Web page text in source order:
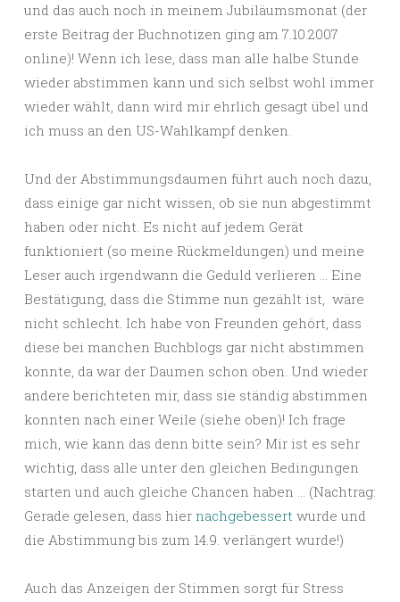
und das auch noch in meinem Jubiläumsmonat (der
erste Beitrag der Buchnotizen ging am 7.10.2007
online)! Wenn ich lese, dass man alle halbe Stunde
wieder abstimmen kann und sich selbst wohl immer
wieder wählt, dann wird mir ehrlich gesagt übel und
ich muss an den US-Wahlkampf denken.
Und der Abstimmungsdaumen führt auch noch dazu,
dass einige gar nicht wissen, ob sie nun abgestimmt
haben oder nicht. Es nicht auf jedem Gerät
funktioniert (so meine Rückmeldungen) und meine
Leser auch irgendwann die Geduld verlieren … Eine
Bestätigung, dass die Stimme nun gezählt ist, wäre
nicht schlecht. Ich habe von Freunden gehört, dass
diese bei manchen Buchblogs gar nicht abstimmen
konnte, da war der Daumen schon oben. Und wieder
andere berichteten mir, dass sie ständig abstimmen
konnten nach einer Weile (siehe oben)! Ich frage
mich, wie kann das denn bitte sein? Mir ist es sehr
wichtig, dass alle unter den gleichen Bedingungen
starten und auch gleiche Chancen haben … (Nachtrag:
Gerade gelesen, dass hier nachgebessert wurde und
die Abstimmung bis zum 14.9. verlängert wurde!)
Auch das Anzeigen der Stimmen sorgt für Stress